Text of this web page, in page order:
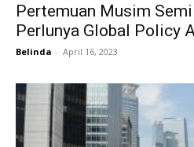
Pertemuan Musim
Perlunya Global Policy
Belinda - April 16, 2023